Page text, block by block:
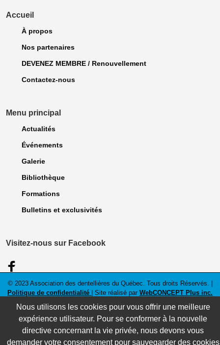
Accueil
À propos
Nos partenaires
DEVENEZ MEMBRE / Renouvellement
Contactez-nous
Menu principal
Actualités
Événements
Galerie
Bibliothèque
Formations
Bulletins et exclusivités
Visitez-nous sur Facebook
© 2023 Association des dentellières du Québec. Tous droits Réservés. |
Politique de confidentialité
| Site réalisé par WebCONCEPT Plus inc.
Nous utilisons les cookies pour vous offrir une meilleure
expérience utilisateur. Pour se conformer à la nouvelle
directive concernant la vie privée, nous devons vous
demander votre consentement pour sauvegarder des cookies